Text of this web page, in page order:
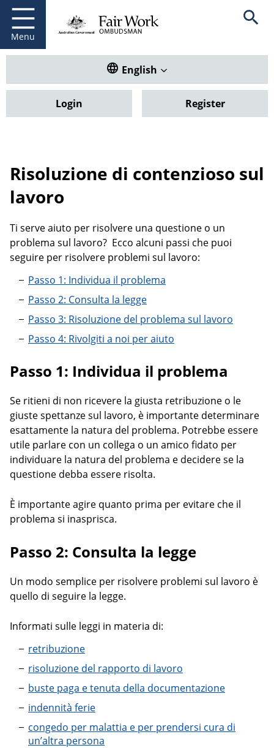
main
content
Menu
Fair Work Ombudsman Open
Translate this website. Default
English
Login Register
Risoluzione di contenzioso sul
lavoro
Ti serve aiuto per risolvere una questione o un
problema sul lavoro? Ecco alcuni passi che puoi
seguire per risolvere problemi sul lavoro:
Passo 1: Individua il problema
Passo 2: Consulta la legge
Passo 3: Risoluzione del problema sul lavoro
Passo 4: Rivolgiti a noi per aiuto
Passo 1: Individua il problema
Se ritieni di non ricevere la giusta retribuzione o le
giuste spettanze sul lavoro, è importante determinare
esattamente la natura del problema. Potrebbe essere
utile parlare con un collega o un amico fidato per
individuare la natura del problema e decidere se la
questione debba essere risolta.
È importante agire quanto prima per evitare che il
problema si inasprisca.
Passo 2: Consulta la legge
Un modo semplice per risolvere problemi sul lavoro è
quello di seguire la legge.
Informati sulle leggi in materia di:
retribuzione
risoluzione del rapporto di lavoro
buste paga e tenuta della documentazione
indennità ferie
congedo per malattia e per prendersi cura di
un’altra persona